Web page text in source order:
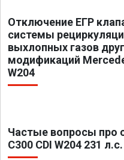
Отключение ЕГР
системы
выхлопных газов
модификаций
W204
Частые вопросы про
C300 CDI W204 231 л.с.